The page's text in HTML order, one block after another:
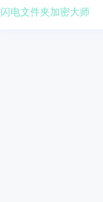
闪电文件夹加密大师